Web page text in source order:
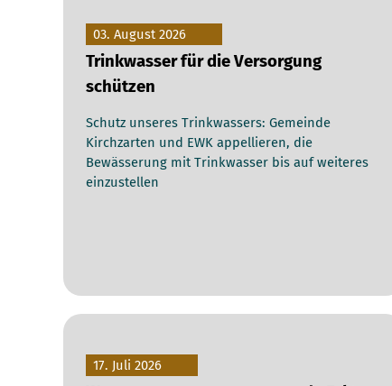
03. August 2026
Trinkwasser für die Versorgung
schützen
Schutz unseres Trinkwassers: Gemeinde
Kirchzarten und EWK appellieren, die
Bewässerung mit Trinkwasser bis auf weiteres
einzustellen
17. Juli 2026